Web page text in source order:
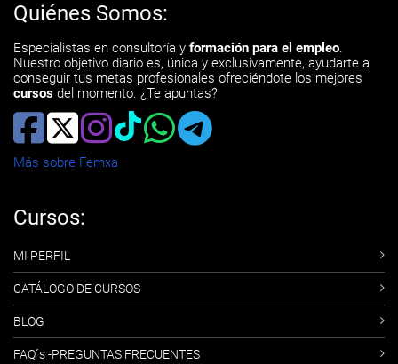
Quiénes Somos:
Especialistas en consultoría y formación para el empleo.
Nuestro objetivo diario es, única y exclusivamente, ayudarte a
conseguir tus metas profesionales ofreciéndote los mejores
cursos del momento. ¿Te apuntas?
Más sobre Femxa
Cursos:
MI PERFIL
CATÁLOGO DE CURSOS
BLOG
FAQ´s -PREGUNTAS FRECUENTES